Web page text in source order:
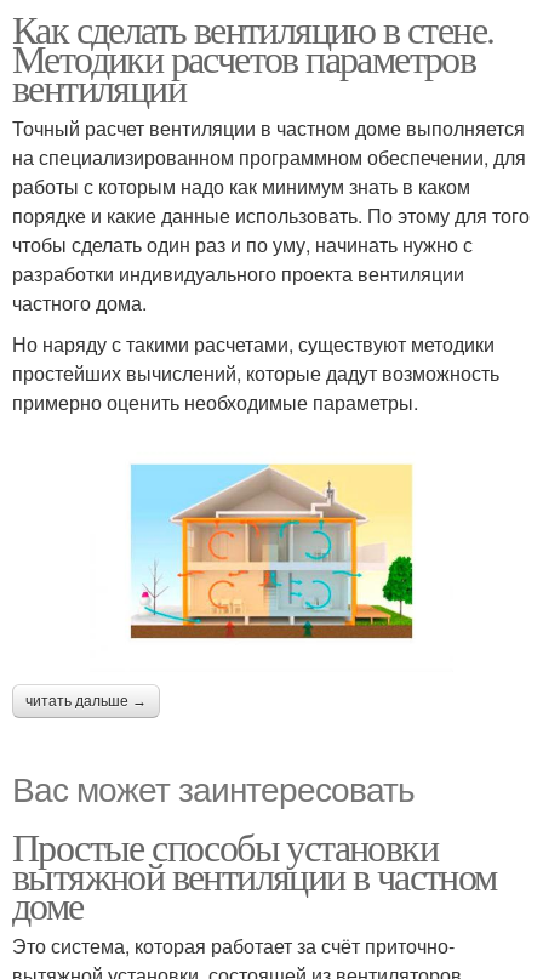
Как сделать вентиляцию в стене.
Методики расчетов параметров
вентиляции
Точный расчет вентиляции в частном доме выполняется
на специализированном программном обеспечении, для
работы с которым надо как минимум знать в каком
порядке и какие данные использовать. По этому для того
чтобы сделать один раз и по уму, начинать нужно с
разработки индивидуального проекта вентиляции
частного дома.
Но наряду с такими расчетами, существуют методики
простейших вычислений, которые дадут возможность
примерно оценить необходимые параметры.
читать дальше →
Вас может заинтересовать
Простые способы установки
вытяжной вентиляции в частном
доме
Это система, которая работает за счёт приточно-